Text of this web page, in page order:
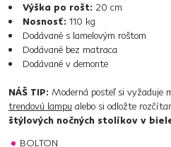
Výška po rošt: 20 cm
Nosnosť: 110 kg
Dodávané s lamelovým roštom
Dodávané bez matraca
Dodávané v demonte
NÁŠ TIP: Moderná posteľ si vyžaduje
trendovú lampu alebo si odložte
štýlových nočných stolíkov v
BOLTON